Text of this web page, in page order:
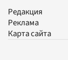
Редакция
Реклама
Карта сайта